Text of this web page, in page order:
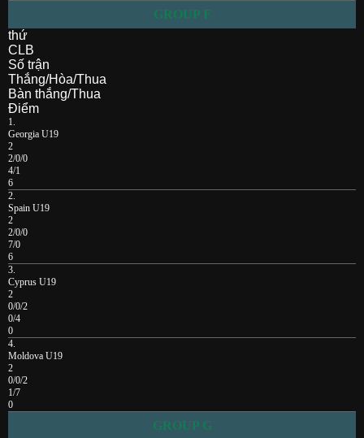
GROUP F
thứ
CLB
Số trận
Thắng/Hòa/Thua
Bàn thắng/Thua
Điểm
1.
Georgia U19
2
2/0/0
4/1
6
2.
Spain U19
2
2/0/0
7/0
6
3.
Cyprus U19
2
0/0/2
0/4
0
4.
Moldova U19
2
0/0/2
1/7
0
GROUP G